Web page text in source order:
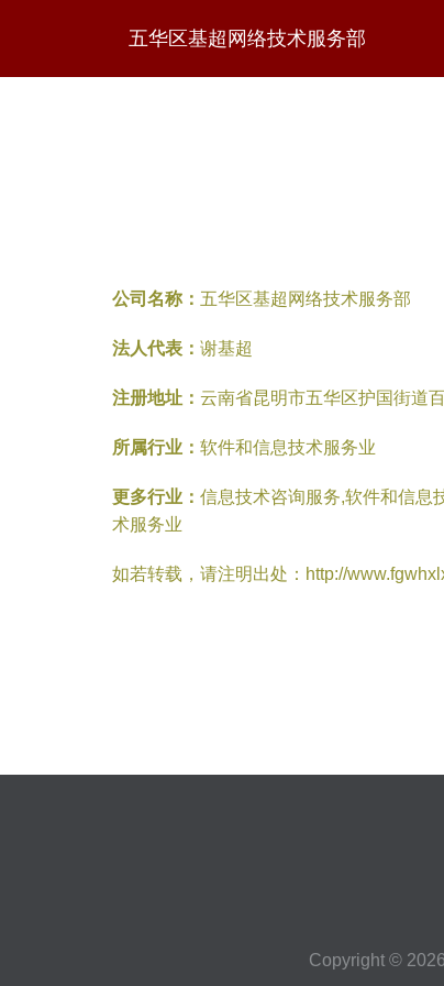
五华区基超网络技术服务部
公司名称： 五华区基超网络技术服务部
法人代表： 谢基超
注册地址： 云南省昆明市五华区护国街道
所属行业： 软件和信息技术服务业
更多行业： 信息技术咨询服务,软件和信息
术服务业
如若转载，请注明出处：http://
Copyright © 2026